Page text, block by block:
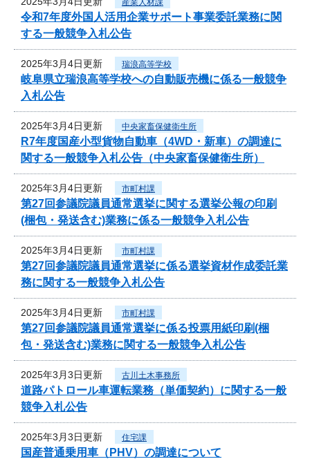
産業人材課
令和7年度外国人活用企業サポート事業委託業務に関
する一般競争入札公告
2025年3月4日更新 瑞浪高等学校
岐阜県立瑞浪高等学校への自動販売機に係る一般競争
入札公告
2025年3月4日更新 中央家畜保健衛生所
R7年度国産小型貨物自動車（4WD・新車）の調達に
関する一般競争入札公告（中央家畜保健衛生所）
2025年3月4日更新 市町村課
第27回参議院議員通常選挙に関する選挙公報の印刷
(梱包・発送含む)業務に係る一般競争入札公告
2025年3月4日更新 市町村課
第27回参議院議員通常選挙に係る選挙資材作成委託業
務に関する一般競争入札公告
2025年3月4日更新 市町村課
第27回参議院議員通常選挙に係る投票用紙印刷(梱
包・発送含む)業務に関する一般競争入札公告
2025年3月3日更新 古川土木事務所
道路パトロール車運転業務（単価契約）に関する一般
競争入札公告
2025年3月3日更新 住宅課
国産普通乗用車（PHV）の調達について